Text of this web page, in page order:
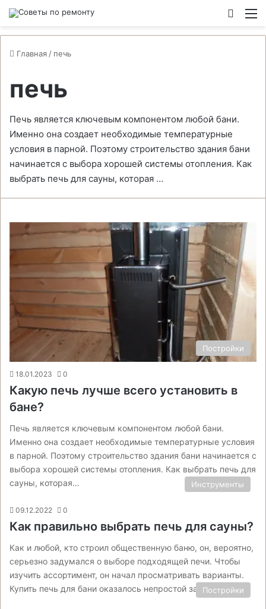
Главная / печь
печь
Печь является ключевым компонентом любой бани.
Именно она создает необходимые температурные
условия в парной. Поэтому строительство здания бани
начинается с выбора хорошей системы отопления. Как
выбрать печь для сауны, которая …
Постройки
18.01.2023 0
Какую печь лучше всего установить в
бане?
Печь является ключевым компонентом любой бани.
Именно она создает необходимые температурные условия
в парной. Поэтому строительство здания бани начинается с
выбора хорошей системы отопления. Как выбрать печь для
сауны, которая…
Инструменты
09.12.2022 0
Как правильно выбрать печь для сауны?
Как и любой, кто строил общественную баню, он, вероятно,
серьезно задумался о выборе подходящей печи. Чтобы
изучить ассортимент, он начал просматривать варианты.
Купить печь для бани оказалось непростой задачей. Вам…
Постройки